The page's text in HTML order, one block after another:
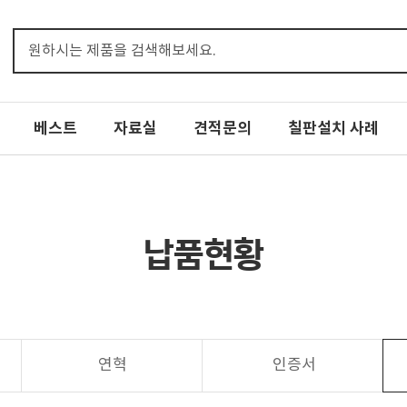
베스트 자료실 견적문의 칠판설치 사례
납품현황
연혁 인증서